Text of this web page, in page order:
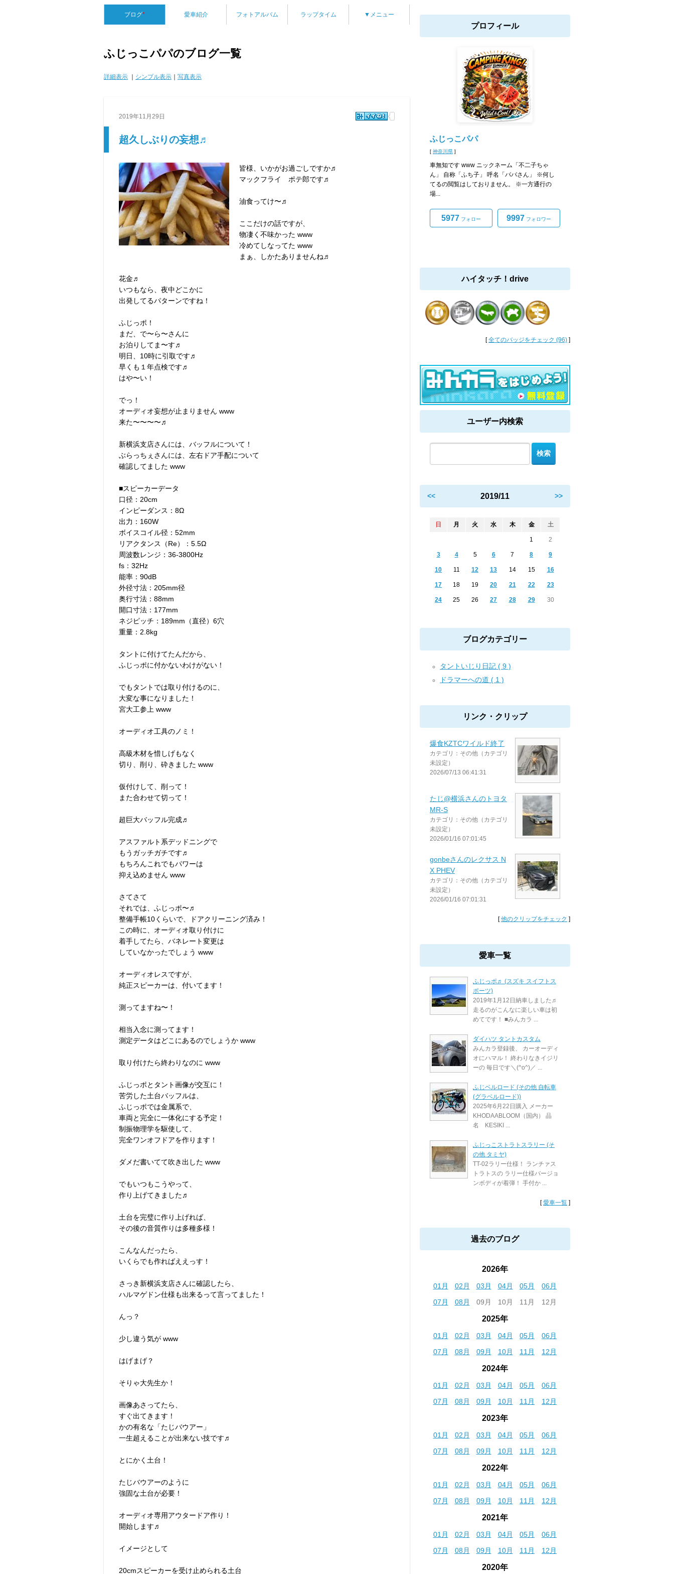
ブログ* 愛車紹介 フォトアルバム ラップタイム ▼メニュー
ふじっこパパのブログ一覧
詳細表示 シンプル表示 写真表示
2019年11月29日
超久しぶりの妄想♬
皆様、いかがお過ごしですか♬
マックフライ ポテ郎です♬
油食ってけ〜♬
ここだけの話ですが、
物凄く不味かった www
冷めてしなってた www
まぁ、しかたありませんね♬
花金♬
いつもなら、夜中どこかに
出発してるパターンですね！
ふじっポ！
まだ、で〜ら〜さんに
お泊りしてま〜す♬
明日、10時に引取です♬
早くも１年点検です♬
はや〜い！
でっ！
オーディオ妄想が止まりません www
来た〜〜〜〜♬
新横浜支店さんには、バッフルについて！
ぶらっちぇさんには、左右ドア手配について
確認してました www
■スピーカーデータ
口径：20cm
インピーダンス：8Ω
出力：160W
ボイスコイル径：52mm
リアクタンス（Re）：5.5Ω
周波数レンジ：36-3800Hz
fs：32Hz
能率：90dB
外径寸法：205mm径
奥行寸法：88mm
開口寸法：177mm
ネジピッチ：189mm（直径）6穴
重量：2.8kg
タントに付けてたんだから、
ふじっポに付かないわけがない！
でもタントでは取り付けるのに、
大変な事になりました！
宮大工参上 www
オーディオ工具のノミ！
高級木材を惜しげもなく
切り、削り、砕きました www
仮付けして、削って！
また合わせて切って！
超巨大バッフル完成♬
アスファルト系デッドニングで
もうガッチガチです♬
もちろんこれでもパワーは
抑え込めません www
さてさて
それでは、ふじっポ〜♬
整備手帳10くらいで、ドアクリーニング済み！
この時に、オーディオ取り付けに
着手してたら、バネレート変更は
していなかったでしょう www
オーディオレスですが、
純正スピーカーは、付いてます！
測ってますね〜！
相当入念に測ってます！
測定データはどこにあるのでしょうか www
取り付けたら終わりなのに www
ふじっポとタント画像が交互に！
苦労した土台バッフルは、
ふじっポでは金属系で、
車両と完全に一体化にする予定！
制振物理学を駆使して、
完全ワンオフドアを作ります！
ダメだ書いてて吹き出した www
でもいつもこうやって、
作り上げてきました♬
土台を完璧に作り上げれば、
その後の音質作りは多種多様！
こんなんだったら、
いくらでも作ればええっす！
さっき新横浜支店さんに確認したら、
ハルマゲドン仕様も出来るって言ってました！
んっ？
少し違う気が www
はげまげ？
そりゃ大先生か！
画像あさってたら、
すぐ出てきます！
かの有名な「たじバウアー」
一生超えることが出来ない技です♬
とにかく土台！
たじバウアーのように
強固な土台が必要！
オーディオ専用アウタードア作り！
開始します♬
イメージとして
20cmスピーカーを受け止められる土台
プロフィール
ふじっこパパ
[ 神奈川県 ]
車無知です www ニックネーム「不二子ちゃ
ん」 自称「ふち子」 呼名「パパさん」 ※何し
てるの閲覧はしておりません。 ※一方通行の
場...
5977 フォロー 9997 フォロワー
ハイタッチ！drive
[全てのバッジをチェック (96) ]
ユーザー内検索
<< 2019/11 >>
日 月 火 水 木 金 土
1 2
3 4 5 6 7 8 9
10 11 12 13 14 15 16
17 18 19 20 21 22 23
24 25 26 27 28 29 30
ブログカテゴリー
タントいじり日記 ( 9 )
ドラマーへの道 ( 1 )
リンク・クリップ
爆食KZTCワイルド終了
カテゴリ：その他（カテゴリ
未設定）
2026/07/13 06:41:31
たじ@横浜さんのトヨタ
MR-S
カテゴリ：その他（カテゴリ
未設定）
2026/01/16 07:01:45
gonbeさんのレクサス N
X PHEV
カテゴリ：その他（カテゴリ
未設定）
2026/01/16 07:01:31
[他のクリップをチェック ]
愛車一覧
ふじっポ♬ (スズキ スイフトス
ポーツ)
2019年1月12日納車しました♬
走るのがこんなに楽しい車は初
めてです！ ■みんカラ ...
ダイハツ タントカスタム
みんカラ登録後、 カーオーディ
オにハマル！ 終わりなきイジリ
ーの 毎日です＼(^o^)／ ...
ふじベルロード (その他 自転車
(グラベルロード))
2025年6月22日購入 メーカー
KHODAABLOOM（国内） 品
名 KESIKI ...
ふじっこストラトスラリー (そ
の他 タミヤ)
TT-02ラリー仕様！ ランチァス
トラトスの ラリー仕様バージョ
ンボディが着弾！ 手付か ...
[愛車一覧 ]
過去のブログ
2026年
01月 02月 03月 04月 05月
06月
07月
08月 09月 10月 11月 12月
2025年
01月 02月 03月 04月 05月
06月
07月
08月 09月 10月 11月 12月
2024年
01月 02月 03月 04月 05月
06月
07月
08月 09月 10月 11月 12月
2023年
01月 02月 03月 04月 05月
06月
07月
08月 09月 10月 11月 12月
2022年
01月 02月 03月 04月 05月
06月
07月
08月 09月 10月 11月 12月
2021年
01月 02月 03月 04月 05月
06月
07月
08月 09月 10月 11月 12月
2020年